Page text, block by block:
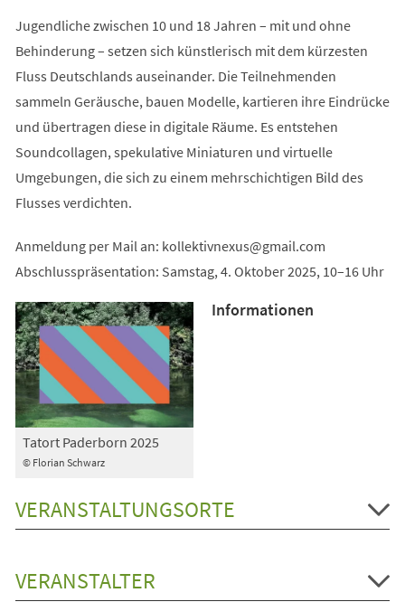
Jugendliche zwischen 10 und 18 Jahren – mit und ohne
Behinderung – setzen sich künstlerisch mit dem kürzesten
Fluss Deutschlands auseinander. Die Teilnehmenden
sammeln Geräusche, bauen Modelle, kartieren ihre Eindrücke
und übertragen diese in digitale Räume. Es entstehen
Soundcollagen, spekulative Miniaturen und virtuelle
Umgebungen, die sich zu einem mehrschichtigen Bild des
Flusses verdichten.
Anmeldung per Mail an: kollektivnexus gmail com
Abschlusspräsentation: Samstag, 4. Oktober 2025, 10–16 Uhr
© Florian Schwarz
Tatort Paderborn 2025
Informationen
VERANSTALTUNGSORTE
VERANSTALTER